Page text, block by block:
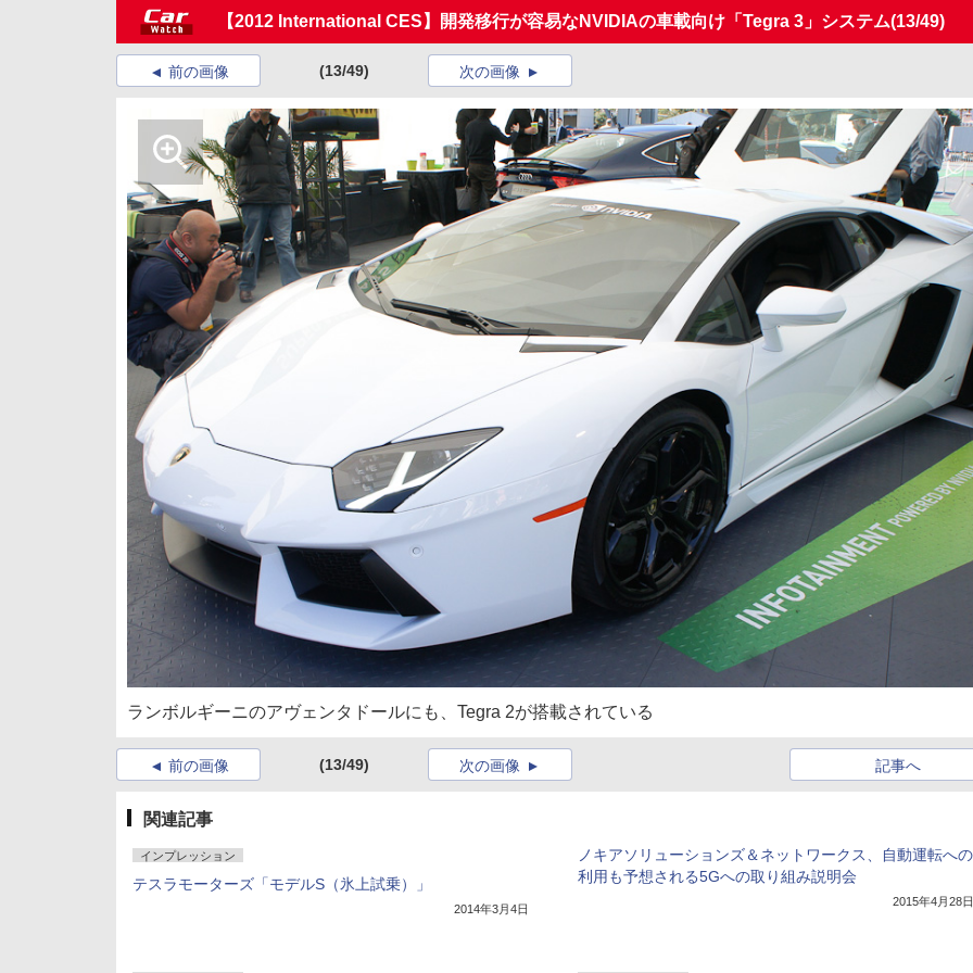
【2012 International CES】開発移行が容易なNVIDIAの車載向け「Tegra 3」システム(13/49)
前の画像 (13/49) 次の画像
ランボルギーニのアヴェンタドールにも、Tegra 2が搭載されている
前の画像 (13/49) 記事へ
次の画像
関連記事
インプレッション
テスラモーターズ「モデルS（氷上試乗）」
2014年3月4日
ノキアソリューションズ＆ネットワークス、自動運転への
利用も予想される5Gへの取り組み説明会
2015年4月28日